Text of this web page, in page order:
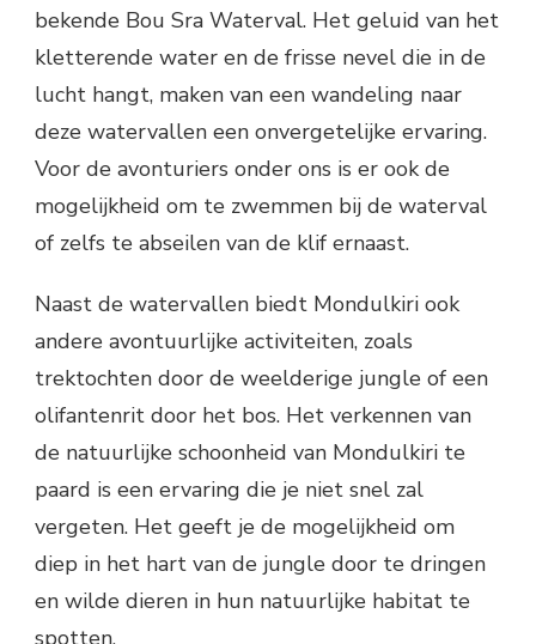
bekende Bou Sra Waterval. Het geluid van het
kletterende water en de frisse nevel die in de
lucht hangt, maken van een wandeling naar
deze watervallen een onvergetelijke ervaring.
Voor de avonturiers onder ons is er ook de
mogelijkheid om te zwemmen bij de waterval
of zelfs te abseilen van de klif ernaast.
Naast de watervallen biedt Mondulkiri ook
andere avontuurlijke activiteiten, zoals
trektochten door de weelderige jungle of een
olifantenrit door het bos. Het verkennen van
de natuurlijke schoonheid van Mondulkiri te
paard is een ervaring die je niet snel zal
vergeten. Het geeft je de mogelijkheid om
diep in het hart van de jungle door te dringen
en wilde dieren in hun natuurlijke habitat te